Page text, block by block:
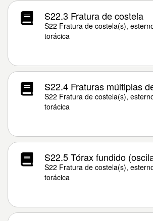
S22.3 Fratura de costela
S22 Fratura de costela(s),
torácica
S22.4 Fraturas múltiplas
S22 Fratura de costela(s),
torácica
S22.5 Tórax fundido
S22 Fratura de costela(s),
torácica